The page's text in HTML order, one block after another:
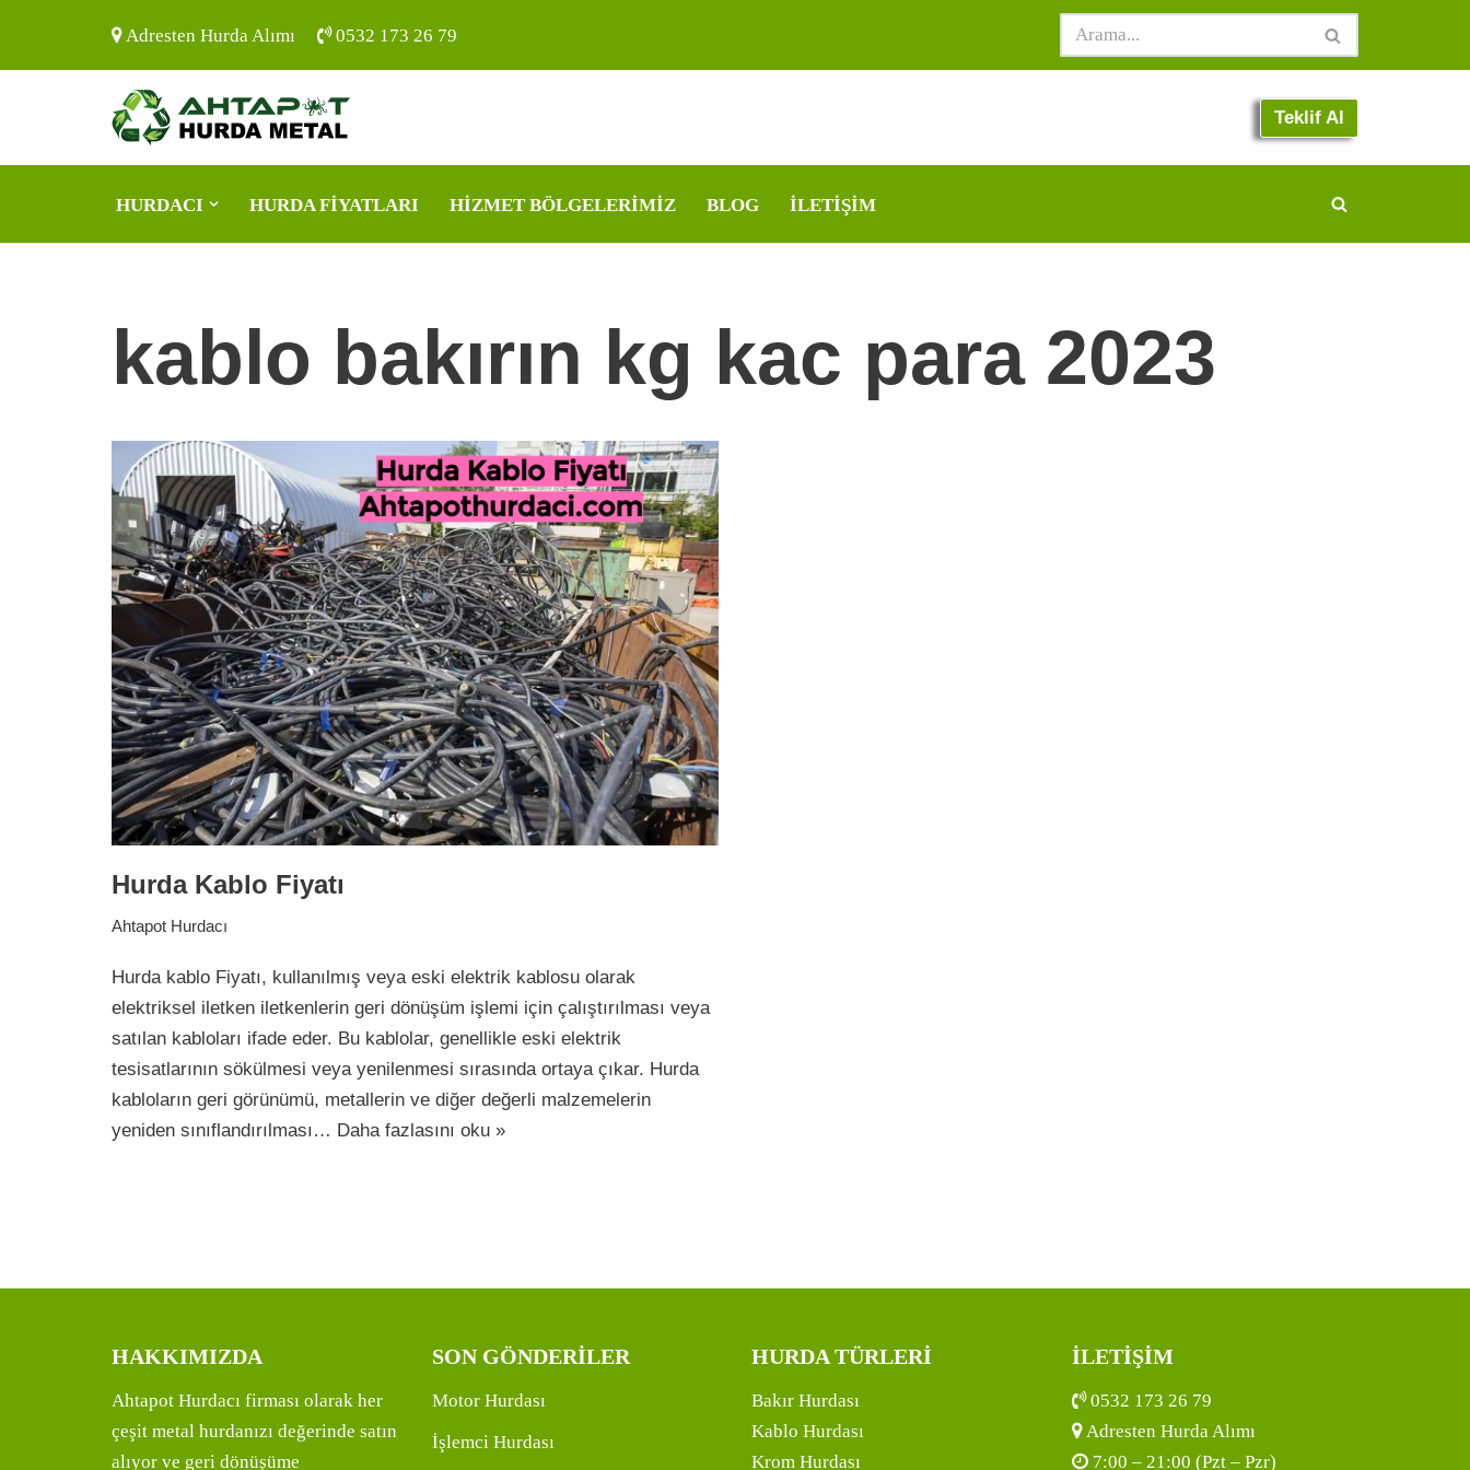
Adresten Hurda Alımı 0532 173 26 79
Teklif Al
HURDACI HURDA FIYATLARI HIZMET BÖLGELERIMIZ BLOG İLETIŞIM
kablo bakırın kg kac para 2023
Hurda Kablo Fiyatı
Ahtapot Hurdacı
Hurda kablo Fiyatı, kullanılmış veya eski elektrik kablosu olarak
elektriksel iletken iletkenlerin geri dönüşüm işlemi için çalıştırılması veya
satılan kabloları ifade eder. Bu kablolar, genellikle eski elektrik
tesisatlarının sökülmesi veya yenilenmesi sırasında ortaya çıkar. Hurda
kabloların geri görünümü, metallerin ve diğer değerli malzemelerin
yeniden sınıflandırılması… Daha fazlasını oku »
HAKKIMIZDA
Ahtapot Hurdacı firması olarak her
çeşit metal hurdanızı değerinde satın
alıyor ve geri dönüşüme
SON GÖNDERİLER
Motor Hurdası
İşlemci Hurdası
HURDA TÜRLERİ
Bakır Hurdası
Kablo Hurdası
Krom Hurdası
İLETİŞİM
0532 173 26 79
Adresten Hurda Alımı
7:00 – 21:00 (Pzt – Pzr)